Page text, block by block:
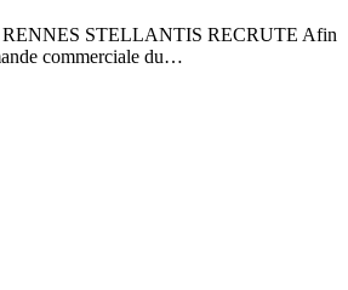
STELLANTIS RECRUTE Afin
commerciale du…